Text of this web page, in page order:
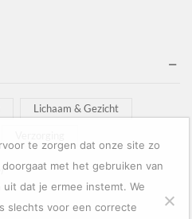
Lichaam & Gezicht
te zorgen dat onze site zo
met het gebruiken van
dat je ermee instemt. We
slechts voor een correcte